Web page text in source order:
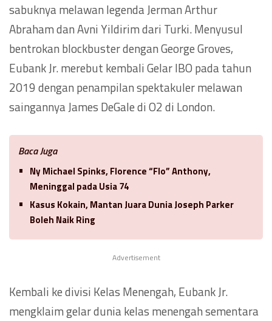
sabuknya melawan legenda Jerman Arthur
Abraham dan Avni Yildirim dari Turki. Menyusul
bentrokan blockbuster dengan George Groves,
Eubank Jr. merebut kembali Gelar IBO pada tahun
2019 dengan penampilan spektakuler melawan
saingannya James DeGale di O2 di London.
Baca Juga
Ny Michael Spinks, Florence “Flo” Anthony,
Meninggal pada Usia 74
Kasus Kokain, Mantan Juara Dunia Joseph Parker
Boleh Naik Ring
Advertisement
Kembali ke divisi Kelas Menengah, Eubank Jr.
mengklaim gelar dunia kelas menengah sementara